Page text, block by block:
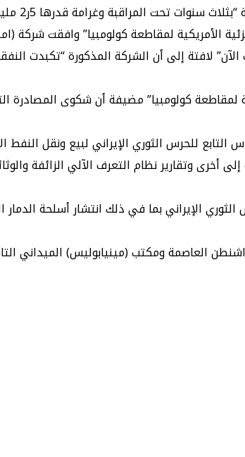
وغرامة قدرها 5ر2 مليون دولار تقريبا”.
الأمريكية لمقاطعة كولومبيا” وافقت شركة
لافتة إلى أن الشركة المذكورة “تكبدت
لمقاطعة كولومبيا” مضيفة أن شكوى المصادرة
للحرس الثوري الإيراني لبيع ونقل النفط
وتقارير نظام التعرف الآلي الزائفة
الإيراني بما في ذلك انتشار أسلحة
العاصمة ومكتب (مينيابوليس) الميداني